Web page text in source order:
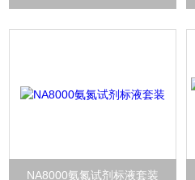
NA8000氨氮试剂标液套装